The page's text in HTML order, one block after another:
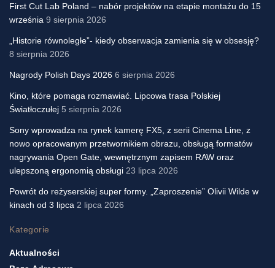
First Cut Lab Poland – nabór projektów na etapie montażu do 15
września 9 sierpnia 2026
„Historie równoległe”- kiedy obserwacja zamienia się w obsesję?
8 sierpnia 2026
Nagrody Polish Days 2026 6 sierpnia 2026
Kino, które pomaga rozmawiać. Lipcowa trasa Polskiej
Światłoczułej 5 sierpnia 2026
Sony wprowadza na rynek kamerę FX5, z serii Cinema Line, z
nowo opracowanym przetwornikiem obrazu, obsługą formatów
nagrywania Open Gate, wewnętrznym zapisem RAW oraz
ulepszoną ergonomią obsługi 23 lipca 2026
Powrót do reżyserskiej super formy. „Zaproszenie” Olivii Wilde w
kinach od 3 lipca 2 lipca 2026
Kategorie
Aktualności